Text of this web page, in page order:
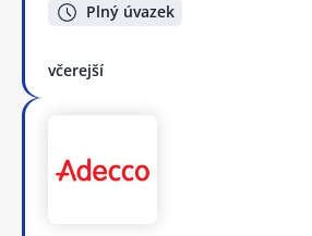
Plný úvazek
včerejší